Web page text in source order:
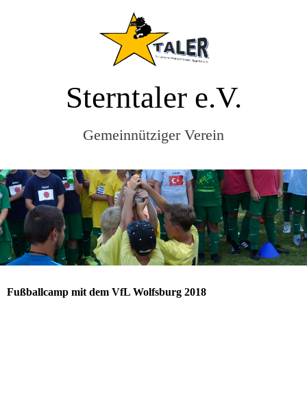
Sterntaler e.V.
Gemeinnütziger Verein
Fußballcamp mit dem VfL Wolfsburg 2018